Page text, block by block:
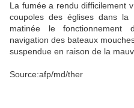
La fumée a rendu difficilement
coupoles des églises dans
matinée le fonctionnement
navigation des bateaux
suspendue en raison de la
Source:afp/md/ther